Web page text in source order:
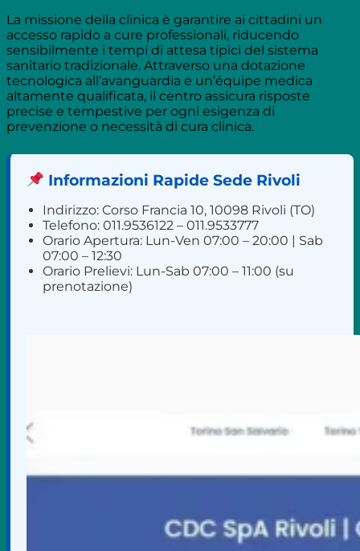
La missione della clinica è garantire ai cittadini un
accesso rapido a cure professionali, riducendo
sensibilmente i tempi di attesa tipici del sistema
sanitario tradizionale. Attraverso una dotazione
tecnologica all’avanguardia e un’équipe medica
altamente qualificata, il centro assicura risposte
precise e tempestive per ogni esigenza di
prevenzione o necessità di cura clinica.
Informazioni Rapide Sede Rivoli
Indirizzo: Corso Francia 10, 10098 Rivoli (TO)
Telefono: 011.9536122 – 011.9533777
Orario Apertura: Lun-Ven 07:00 – 20:00 | Sab
07:00 – 12:30
Orario Prelievi: Lun-Sab 07:00 – 11:00 (su
prenotazione)